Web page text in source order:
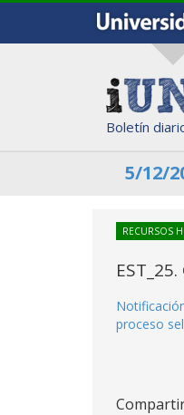
Boletín
5/12/
RECURSOS
proceso